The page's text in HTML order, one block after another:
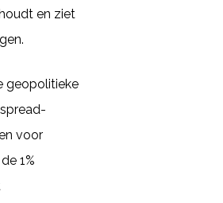
en ziet
geopolitieke
voor
1%